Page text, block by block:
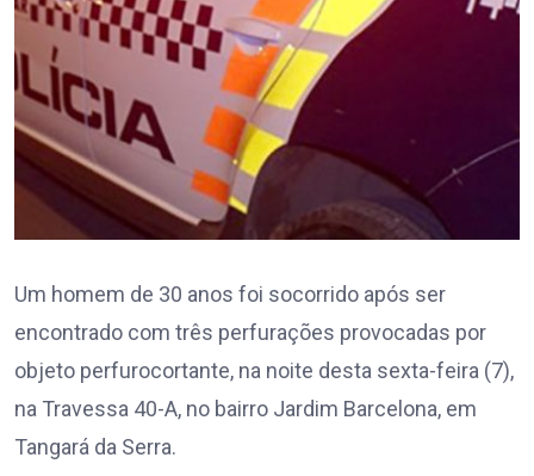
Um homem de 30 anos foi socorrido após ser
encontrado com três perfurações provocadas por
objeto perfurocortante, na noite desta sexta-feira (7),
na Travessa 40-A, no bairro Jardim Barcelona, em
Tangará da Serra.